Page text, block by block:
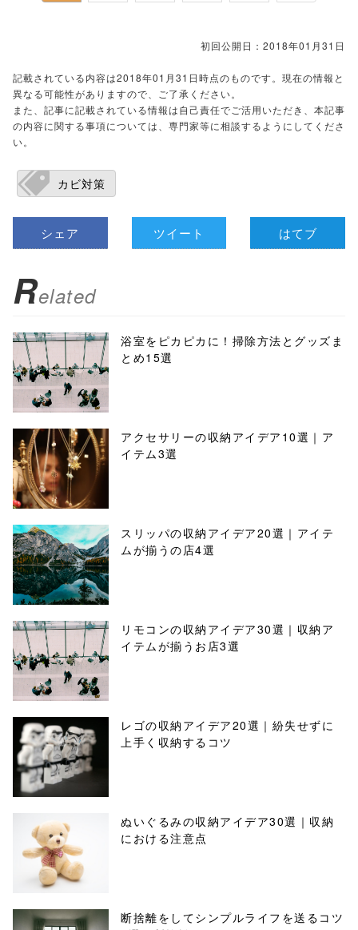
初回公開日：2018年01月31日
記載されている内容は2018年01月31日時点のものです。現在の情報と
異なる可能性がありますので、ご了承ください。
また、記事に記載されている情報は自己責任でご活用いただき、本記事
の内容に関する事項については、専門家等に相談するようにしてくださ
い。
カビ対策
シェア ツイート はてブ
Related
浴室をピカピカに！掃除方法とグッズま
とめ15選
アクセサリーの収納アイデア10選｜ア
イテム3選
スリッパの収納アイデア20選｜アイテ
ムが揃うの店4選
リモコンの収納アイデア30選｜収納ア
イテムが揃うお店3選
レゴの収納アイデア20選｜紛失せずに
上手く収納するコツ
ぬいぐるみの収納アイデア30選｜収納
における注意点
断捨離をしてシンプルライフを送るコツ